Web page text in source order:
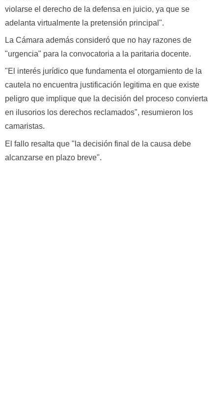
violarse el derecho de la defensa en juicio, ya que se
adelanta virtualmente la pretensión principal".
La Cámara además consideró que no hay razones de
"urgencia" para la convocatoria a la paritaria docente.
"El interés jurídico que fundamenta el otorgamiento de la
cautela no encuentra justificación legitima en que existe
peligro que implique que la decisión del proceso convierta
en ilusorios los derechos reclamados", resumieron los
camaristas.
El fallo resalta que "la decisión final de la causa debe
alcanzarse en plazo breve".